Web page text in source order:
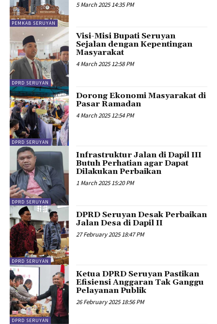
PEMKAB SERUYAN
5 March 2025 14:35 PM
DPRD SERUYAN
Visi-Misi Bupati Seruyan
Sejalan dengan Kepentingan
Masyarakat
4 March 2025 12:58 PM
DPRD SERUYAN
Dorong Ekonomi Masyarakat di
Pasar Ramadan
4 March 2025 12:54 PM
DPRD SERUYAN
Infrastruktur Jalan di Dapil III
Butuh Perhatian agar Dapat
Dilakukan Perbaikan
1 March 2025 15:20 PM
DPRD SERUYAN
DPRD Seruyan Desak Perbaikan
Jalan Desa di Dapil II
27 February 2025 18:47 PM
DPRD SERUYAN
Ketua DPRD Seruyan Pastikan
Efisiensi Anggaran Tak Ganggu
Pelayanan Publik
26 February 2025 18:56 PM